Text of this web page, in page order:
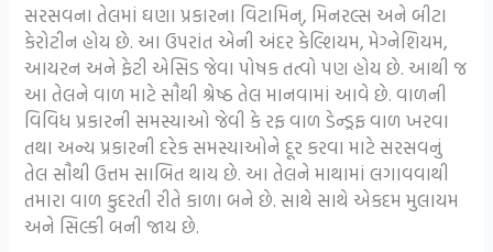
સરસવના તેલમાં ઘણા પ્રકારના વિટામિન્, મિનરલ્સ અને બીટા
કેરોટીન હોય છે. આ ઉપરાંત એની અંદર કેલ્શિયમ, મેગ્નેશિયમ,
આયરન અને ફેટી એસિડ જેવા પોષક તત્વો પણ હોય છે. આથી જ
આ તેલને વાળ માટે સૌથી શ્રેષ્ઠ તેલ માનવામાં આવે છે. વાળની
વિવિધ પ્રકારની સમસ્યાઓ જેવી કે રફ વાળ ડેન્ડ્રફ વાળ ખરવા
તથા અન્ય પ્રકારની દરેક સમસ્યાઓને દૂર કરવા માટે સરસવનું
તેલ સૌથી ઉત્તમ સાબિત થાય છે. આ તેલને માથામાં લગાવવાથી
તમારા વાળ કુદરતી રીતે કાળા બને છે. સાથે સાથે એકદમ મુલાયમ
અને સિલ્કી બની જાય છે.